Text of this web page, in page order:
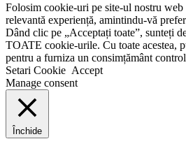
Folosim cookie-uri pe site-ul nostru web
relevantă experiență, amintindu-vă
Dând clic pe „Acceptați toate”, sunteți
TOATE cookie-urile. Cu toate acestea,
pentru a furniza un consimțământ
Setari Cookie Accept
Manage consent
Închide